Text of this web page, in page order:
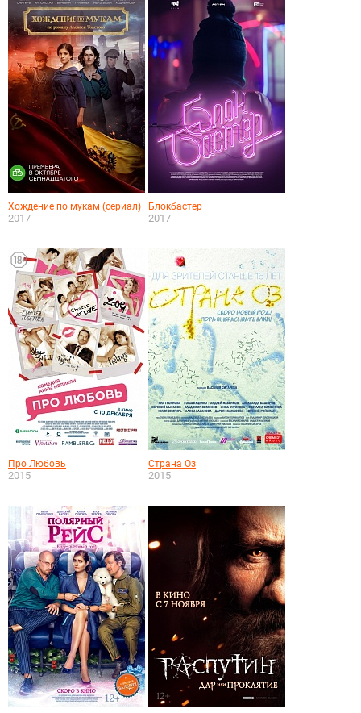
Хождение по мукам (сериал)
2017
Блокбастер
2017
Про Любовь
2015
Страна Оз
2015